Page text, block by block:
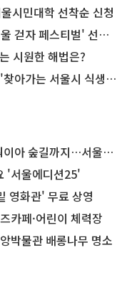
시민대학 선착순 신청
스티벌' 선착순 5천명
시원한 해법은?
서울시 식생활 교육' 현장
까지…서울둘레길 15코스
'서울에디션25'
영화관' 무료 상영
카페·어린이 체력장
박물관 배롱나무 명소